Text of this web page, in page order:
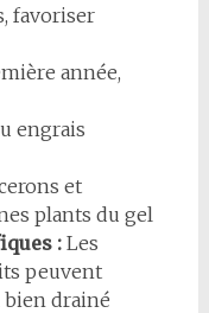
favoriser
année,
engrais
et
plants du gel
:Les
peuvent
drainé